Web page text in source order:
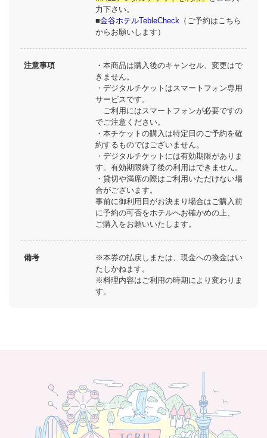
力下さい。
■金谷ホテルTebleCheck （ご予約はこちら
からお願いします）
注意事項
・本商品は購入後のキャンセル、変更はで
きません。
・デジタルチケットはスマートフォン専用
サービスです。
ご利用にはスマートフォンが必要ですの
でご注意ください。
・本チケットの購入は特定日のご予約を確
約するものではございません。
・デジタルチケットには有効期限がありま
す。有効期限終了後の利用はできません。
・貸切や満席の際はご利用いただけない場
合がございます。
事前に御利用日がお決まり場合はご購入前
に予約の可否をホテルへお確かめの上、
ご購入をお願いいたします。
備考
※本券の払戻しまたは、現金への換金はい
たしかねます。
※料理内容はご利用の時期により変わりま
す。